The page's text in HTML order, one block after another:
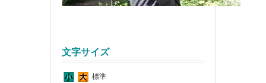
文字サイズ
標準